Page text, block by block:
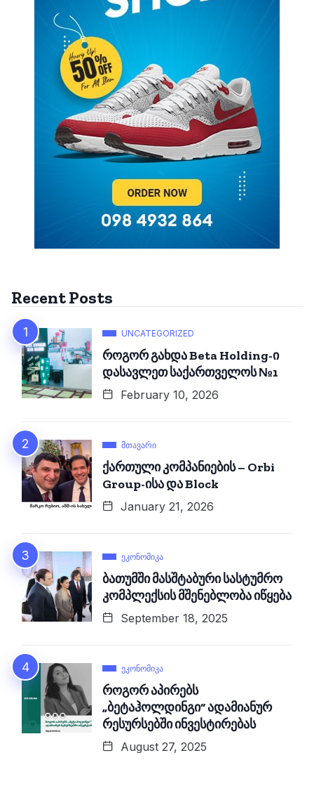
Recent Posts
UNCATEGORIZED
როგორ გახდა Beta Holding-ი
დასავლეთ საქართველოს №1
February 10, 2026
ᲛᲗᲐᲕᲐᲠᲘ
ქართული კომპანიების – Orbi
Group-ისა და Block
January 21, 2026
ᲔᲙᲝᲜᲝᲛᲘᲙᲐ
ბათუმში მასშტაბური სასტუმრო
კომპლექსის მშენებლობა იწყება
September 18, 2025
ᲔᲙᲝᲜᲝᲛᲘᲙᲐ
როგორ აპირებს
„ბეტაჰოლდინგი“ ადამიანურ
რესურსებში ინვესტირებას
August 27, 2025